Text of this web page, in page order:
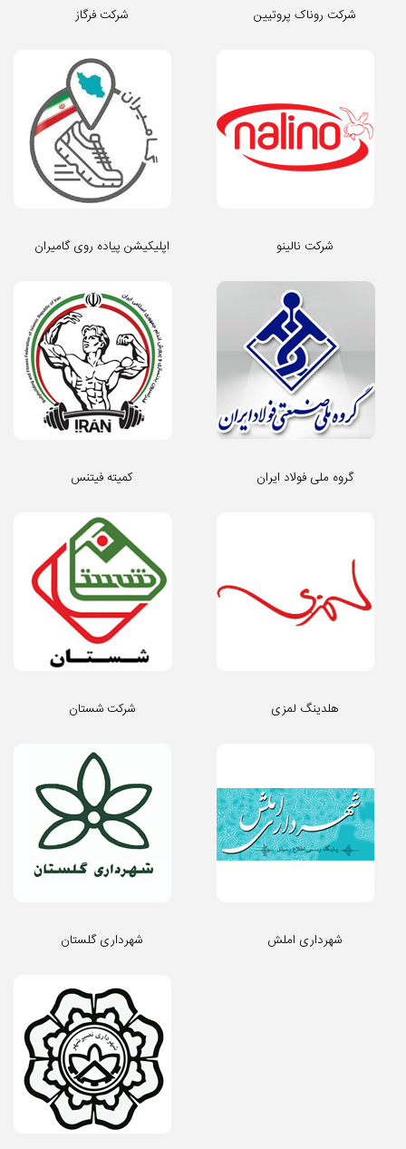
شرکت فرگاز شرکت روناک پروتیین
اپلیکیشن پیاده روی گامیران شرکت نالینو
کمیته فیتنس گروه ملی فولاد ایران
شرکت شستان هلدینگ لمزی
شهرداری گلستان شهرداری املش